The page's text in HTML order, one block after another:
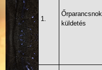
1.
Őrparancsnok
küldetés